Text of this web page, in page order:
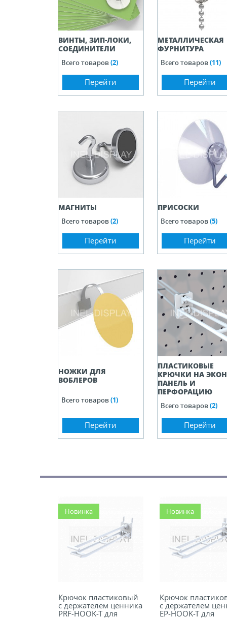
ВИНТЫ, ЗИП-ЛОКИ,
СОЕДИНИТЕЛИ
Всего товаров(2)
Перейти
МЕТАЛЛИЧЕСКАЯ
ФУРНИТУРА
Всего товаров(11)
Перейти
МАГНИТЫ
Всего товаров(2)
Перейти
ПРИСОСКИ
Всего товаров(5)
Перейти
НОЖКИ ДЛЯ
ВОБЛЕРОВ
Всего товаров(1)
Перейти
ПЛАСТИКОВЫЕ
КРЮЧКИ НА
ПАНЕЛЬ И
ПЕРФОРАЦИЮ
Всего товаров(2)
Перейти
Новинка
Крючок пластиковый
с держателем ценника
PRF-HOOK-T для
Новинка
Крючок
с держателем
EP-HOOK-T для